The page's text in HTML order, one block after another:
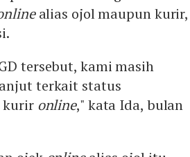
alias ojol maupun kurir,
tersebut, kami masih
terkait status
kurir online," kata Ida, bulan